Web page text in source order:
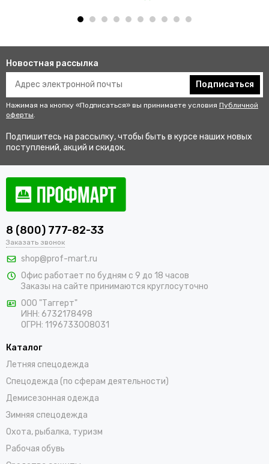
Новостная рассылка
Подписаться
Нажимая на кнопку «Подписаться» вы принимаете условия Публичной
оферты.
Подпишитесь на рассылку, чтобы быть в курсе наших новых
поступлений, акций и скидок.
8 (800) 777-82-33
Заказать звонок
shop@prof-mart.ru
Офис работает по будням с 9 до 18 часов
Заказы на сайте принимаются круглосуточно
ООО "Таггерт"
ИНН: 6732178498
ОГРН: 1196733008031
Каталог
Летняя спецодежда
Спецодежда (по сферам деятельности)
Демисезонная одежда
Зимняя спецодежда
Охота, рыбалка, туризм
Рабочая обувь